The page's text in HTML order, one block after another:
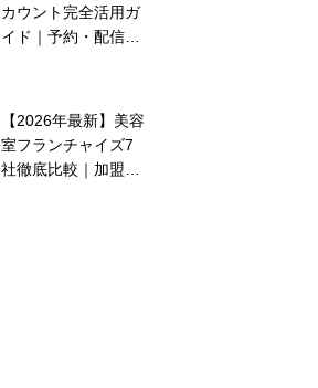
カウント完全活用ガ
イド｜予約・配信・
【2026年最新】美容
室フランチャイズ7
社徹底比較｜加盟
効くLINE配信の考え
方
AIで作ったホームペ
ージが「AIっぽい」
と見抜かれる理由。